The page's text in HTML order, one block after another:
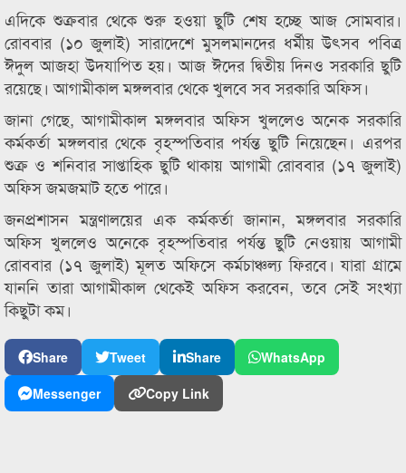
এদিকে শুক্রবার থেকে শুরু হওয়া ছুটি শেষ হচ্ছে আজ সোমবার।
রোববার (১০ জুলাই) সারাদেশে মুসলমানদের ধর্মীয় উৎসব পবিত্র
ঈদুল আজহা উদযাপিত হয়। আজ ঈদের দ্বিতীয় দিনও সরকারি ছুটি
রয়েছে। আগামীকাল মঙ্গলবার থেকে খুলবে সব সরকারি অফিস।
জানা গেছে, আগামীকাল মঙ্গলবার অফিস খুললেও অনেক সরকারি
কর্মকর্তা মঙ্গলবার থেকে বৃহস্পতিবার পর্যন্ত ছুটি নিয়েছেন। এরপর
শুক্র ও শনিবার সাপ্তাহিক ছুটি থাকায় আগামী রোববার (১৭ জুলাই)
অফিস জমজমাট হতে পারে।
জনপ্রশাসন মন্ত্রণালয়ের এক কর্মকর্তা জানান, মঙ্গলবার সরকারি
অফিস খুললেও অনেকে বৃহস্পতিবার পর্যন্ত ছুটি নেওয়ায় আগামী
রোববার (১৭ জুলাই) মূলত অফিসে কর্মচাঞ্চল্য ফিরবে। যারা গ্রামে
যাননি তারা আগামীকাল থেকেই অফিস করবেন, তবে সেই সংখ্যা
কিছুটা কম।
Share Tweet Share
WhatsApp
Messenger
Copy Link